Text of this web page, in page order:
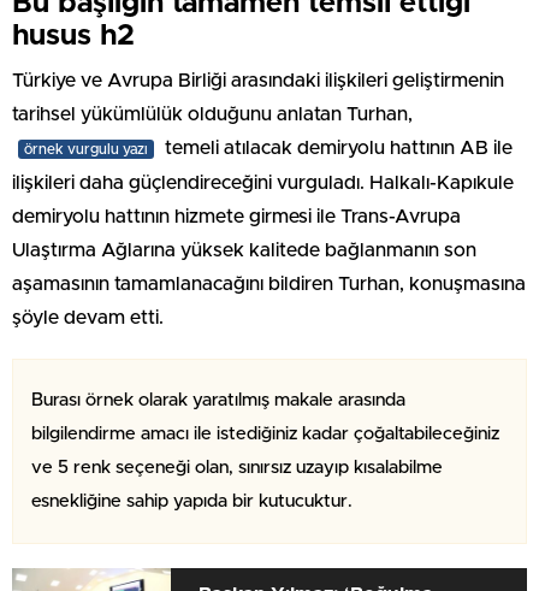
husus h2
Türkiye ve Avrupa Birliği arasındaki ilişkileri geliştirmenin
tarihsel yükümlülük olduğunu anlatan Turhan,
örnek vurgulu yazı
temeli atılacak demiryolu hattının AB ile
ilişkileri daha güçlendireceğini vurguladı. Halkalı-Kapıkule
demiryolu hattının hizmete girmesi ile Trans-Avrupa
Ulaştırma Ağlarına yüksek kalitede bağlanmanın son
aşamasının tamamlanacağını bildiren Turhan, konuşmasına
şöyle devam etti.
Burası örnek olarak yaratılmış makale arasında
bilgilendirme amacı ile istediğiniz kadar çoğaltabileceğiniz
ve 5 renk seçeneği olan, sınırsız uzayıp kısalabilme
esnekliğine sahip yapıda bir kutucuktur.